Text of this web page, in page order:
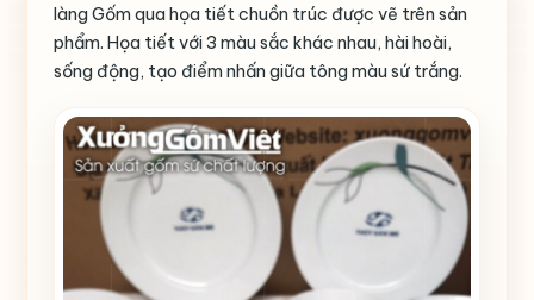
làng Gốm qua họa tiết chuồn trúc được vẽ trên sản
phẩm. Họa tiết với 3 màu sắc khác nhau, hài hoài,
sống động, tạo điểm nhấn giữa tông màu sứ trắng.